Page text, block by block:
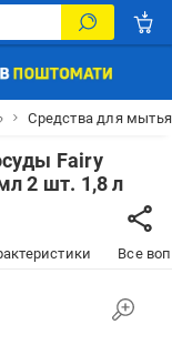
Средства для
Fairy
2 шт. 1,8 л
Все